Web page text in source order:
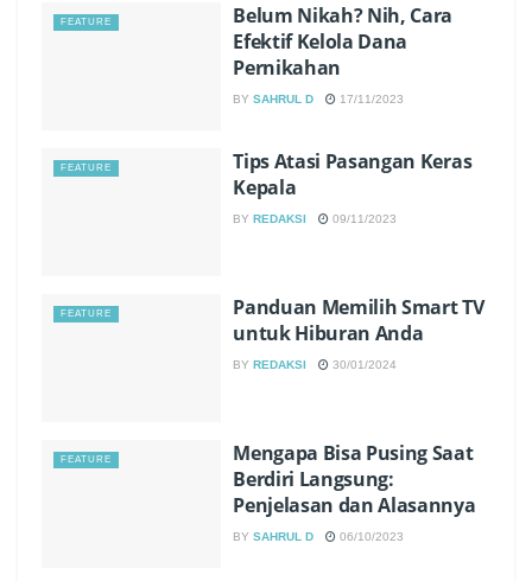
FEATURE
Belum Nikah? Nih, Cara
Efektif Kelola Dana
Pernikahan
BY SAHRUL D 17/11/2023
FEATURE
Tips Atasi Pasangan Keras
Kepala
BY REDAKSI 09/11/2023
FEATURE
Panduan Memilih Smart TV
untuk Hiburan Anda
BY REDAKSI 30/01/2024
FEATURE
Mengapa Bisa Pusing Saat
Berdiri Langsung:
Penjelasan dan Alasannya
BY SAHRUL D 06/10/2023